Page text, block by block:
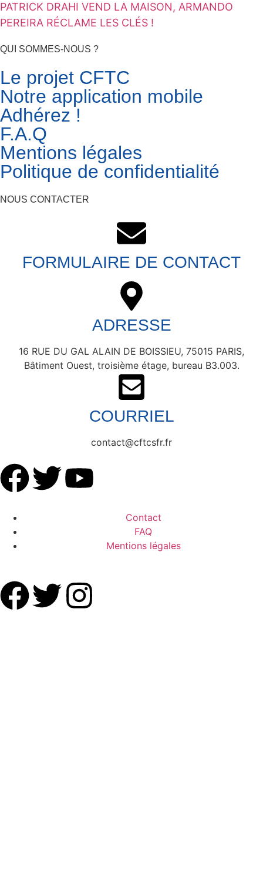
PATRICK DRAHI VEND LA MAISON, ARMANDO
PEREIRA RÉCLAME LES CLÉS !
QUI SOMMES-NOUS ?
Le projet CFTC
Notre application mobile
Adhérez !
F.A.Q
Mentions légales
Politique de confidentialité
NOUS CONTACTER
FORMULAIRE DE CONTACT
ADRESSE
16 RUE DU GAL ALAIN DE BOISSIEU, 75015 PARIS,
Bâtiment Ouest, troisième étage, bureau B3.003.
COURRIEL
contact@cftcsfr.fr
Contact
FAQ
Mentions légales